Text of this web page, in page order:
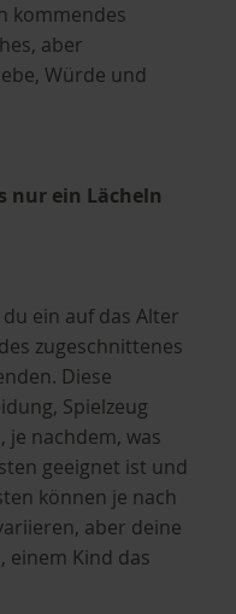
kommendes
aber
Würde und
nur ein Lächeln
ein auf das Alter
zugeschnittenes
Diese
Spielzeug
je nachdem, was
geeignet ist und
können je nach
aber deine
einem Kind das